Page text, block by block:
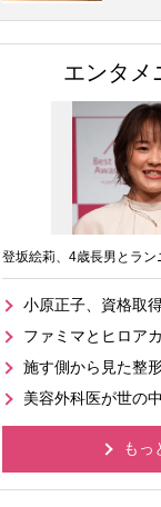
エンタメ
登坂絵莉、4歳長男とラン
小原正子、資格取
ファミマとヒロア
施す側から見た整
美容外科医が世の
もっ